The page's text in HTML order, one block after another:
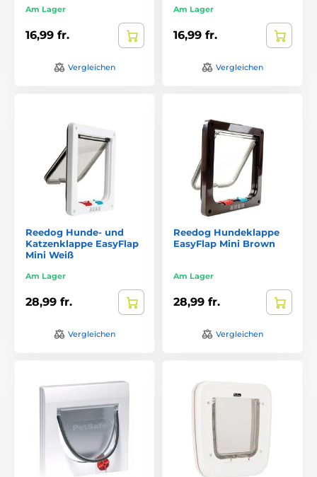
Am Lager
16,99 fr.
Vergleichen
Am Lager
16,99 fr.
Vergleichen
Reedog Hunde- und
Katzenklappe EasyFlap
Mini Weiß
Am Lager
28,99 fr.
Vergleichen
Reedog Hundeklappe
EasyFlap Mini Brown
Am Lager
28,99 fr.
Vergleichen